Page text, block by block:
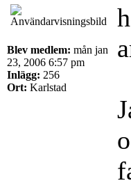
Blev medlem: mån jan
23, 2006 6:57 pm
Inlägg: 256
Ort: Karlstad